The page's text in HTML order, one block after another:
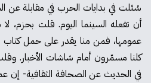
سُئلت في بدايات الحرب في مقابلة عن
أن تفعله السينما اليوم. قلت بحزم، لا
عمومها، فمن منا يقدر على حمل كتاب
كلنا مسمّرون أمام شاشات الأخبار.
في الحديث عن الصحافة الثقافية- إن